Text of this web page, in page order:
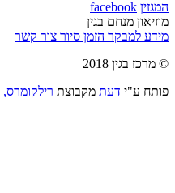
המגזין facebook
מוזיאון מנחם בגין
מידע למבקר הזמן סיור צור קשר
© מרכז בגין 2018
פותח ע"י דעת מקבוצת רילקומרס,